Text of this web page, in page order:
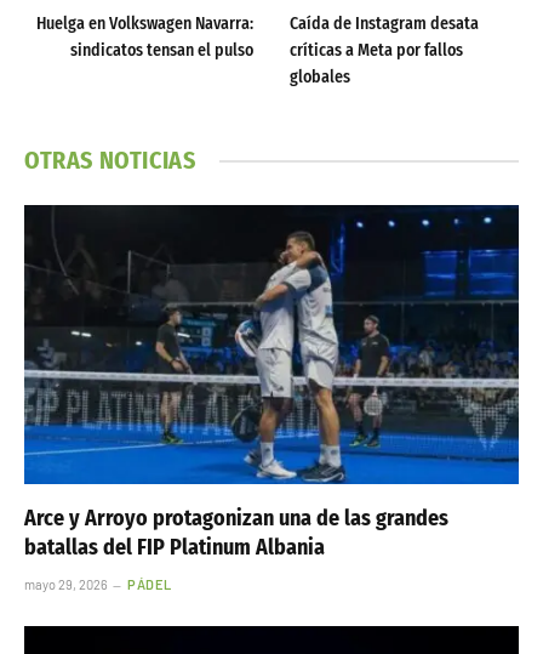
Huelga en Volkswagen Navarra:
sindicatos tensan el pulso
Caída de Instagram desata
críticas a Meta por fallos
globales
OTRAS NOTICIAS
Arce y Arroyo protagonizan una de las grandes
batallas del FIP Platinum Albania
mayo 29, 2026 PÁDEL